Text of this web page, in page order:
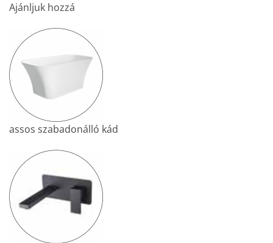
Ajánljuk hozzá
assos szabadonálló kád